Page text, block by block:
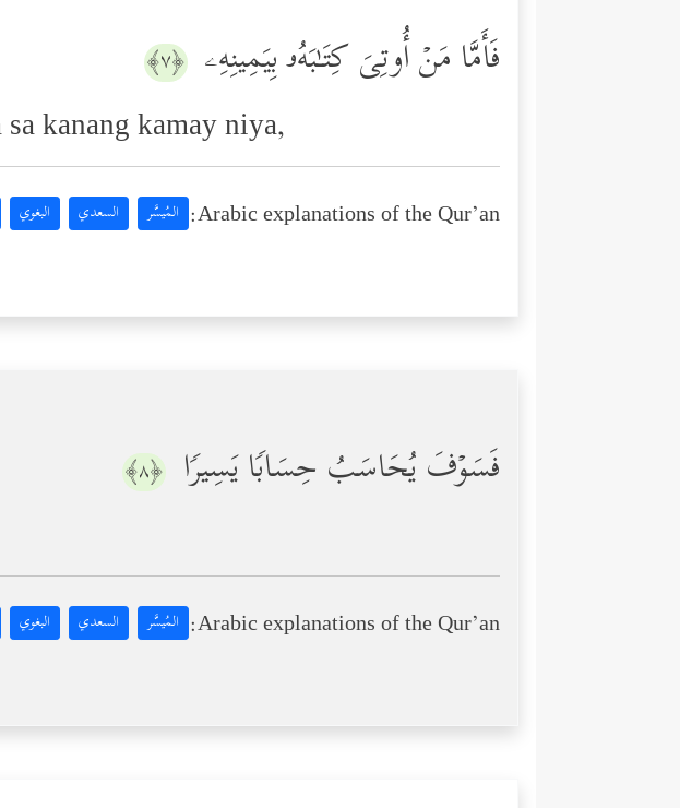
فَأَمَّا مَنۡ أُوتِیَ كِتَـٰبَهُۥ بِیَمِینِهِۦ ﴿٧﴾
kanang kamay niya,
Arabic explanations of the Qur’an: المُيسَّر السعدي البغوي
فَسَوۡفَ یُحَاسَبُ حِسَابࣰا یَسِیرࣰا ﴿٨﴾
Arabic explanations of the Qur’an: المُيسَّر السعدي البغوي